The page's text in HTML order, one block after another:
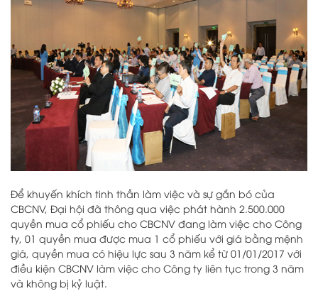
Để khuyến khích tinh thần làm việc và sự gắn bó của
CBCNV, Đại hội đã thông qua việc phát hành 2.500.000
quyền mua cổ phiếu cho CBCNV đang làm việc cho Công
ty, 01 quyền mua được mua 1 cổ phiếu với giá bằng mệnh
giá, quyền mua có hiệu lực sau 3 năm kể từ 01/01/2017 với
điều kiện CBCNV làm việc cho Công ty liên tục trong 3 năm
và không bị kỷ luật.